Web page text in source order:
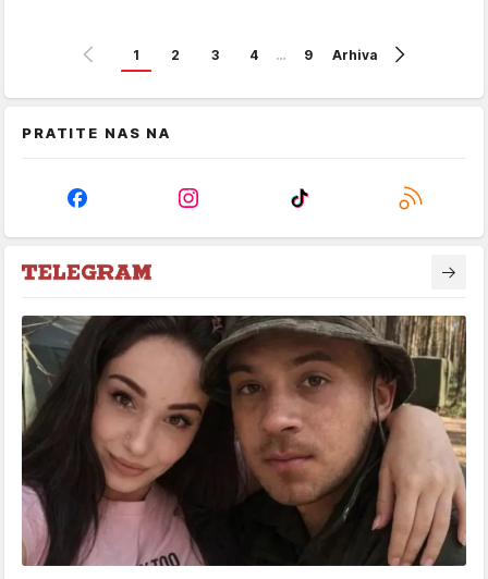
1 2 3 4 … 9 Arhiva
PRATITE NAS NA